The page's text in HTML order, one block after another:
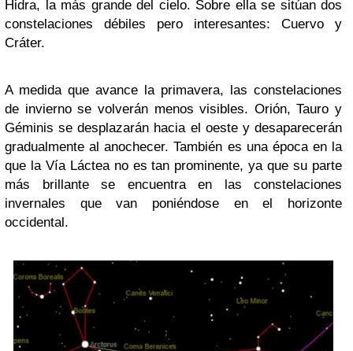
Hidra, la más grande del cielo. Sobre ella se sitúan dos
constelaciones débiles pero interesantes: Cuervo y
Cráter.
A medida que avance la primavera, las constelaciones
de invierno se volverán menos visibles. Orión, Tauro y
Géminis se desplazarán hacia el oeste y desaparecerán
gradualmente al anochecer. También es una época en la
que la Vía Láctea no es tan prominente, ya que su parte
más brillante se encuentra en las constelaciones
invernales que van poniéndose en el horizonte
occidental.